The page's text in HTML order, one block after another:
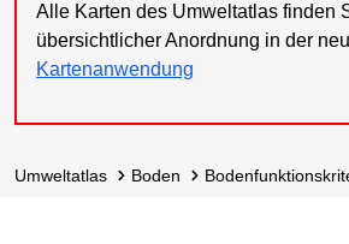
Alle Karten des Umweltatlas finden
übersichtlicher Anordnung in der
Kartenanwendung
Umweltatlas Boden